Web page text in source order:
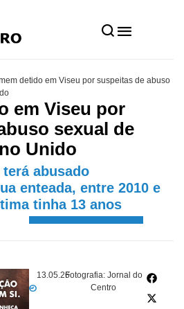
detido em Viseu por suspeitas de abuso
em Viseu por
sexual de
Unido
abusado
enteada, entre 2010 e
tinha 13 anos
13.05.26Fotografia: Jornal do
Centro